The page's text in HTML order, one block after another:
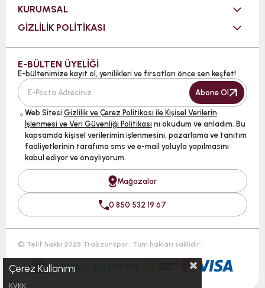
KURUMSAL
GİZLİLİK POLİTİKASI
E-BÜLTEN ÜYELİĞİ
E-bültenimize kayıt ol, yenilikleri ve fırsatları önce sen keşfet!
Abone Ol
Web Sitesi Gizlilik ve Çerez Politikası ile Kişisel Verilerin
İşlenmesi ve Veri Güvenliği Politikası nı okudum ve anladım. Bu
kapsamda kişisel verilerimin işlenmesini, pazarlama ve tanıtım
faaliyetlerinin tarafıma sms ve e-mail yoluyla yapılmasını
kabul ediyor ve onaylıyorum.
Mağazalar
0 850 532 19 67
© Telif hakkı 2025 Trabzonspor. Tüm hakları saklıdır.
Çerez Kullanımı
KVKK